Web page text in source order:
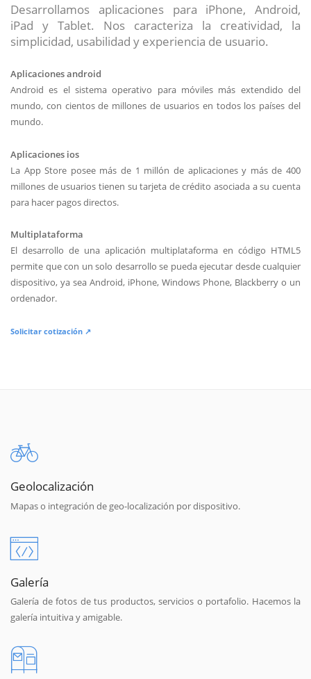
Desarrollamos aplicaciones para iPhone, Android,
iPad y Tablet. Nos caracteriza la creatividad, la
simplicidad, usabilidad y experiencia de usuario.
Aplicaciones android
Android es el sistema operativo para móviles más extendido del
mundo, con cientos de millones de usuarios en todos los países del
mundo.
Aplicaciones ios
La App Store posee más de 1 millón de aplicaciones y más de 400
millones de usuarios tienen su tarjeta de crédito asociada a su cuenta
para hacer pagos directos.
Multiplataforma
El desarrollo de una aplicación multiplataforma en código HTML5
permite que con un solo desarrollo se pueda ejecutar desde cualquier
dispositivo, ya sea Android, iPhone, Windows Phone, Blackberry o un
ordenador.
Solicitar cotización ↗
Geolocalización
Mapas o integración de geo-localización por dispositivo.
Galería
Galería de fotos de tus productos, servicios o portafolio. Hacemos la
galería intuitiva y amigable.